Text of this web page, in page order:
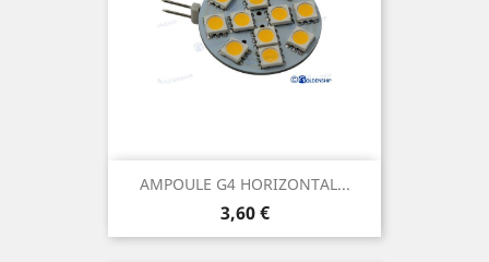
AMPOULE G4 HORIZONTAL...
Prix
3,60 €